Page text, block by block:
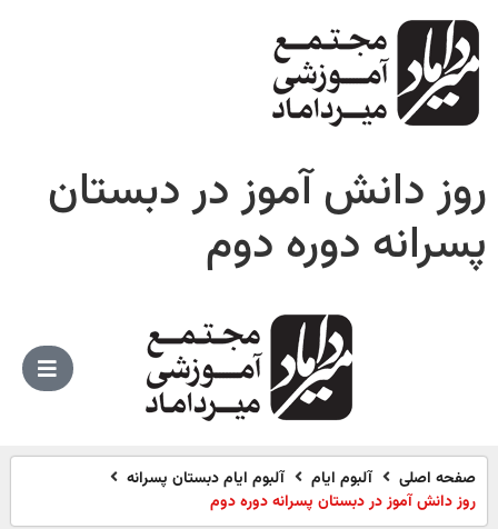
روز دانش آموز در دبستان
پسرانه دوره دوم
صفحه اصلی آلبوم ایام
آلبوم ایام دبستان پسرانه
روز دانش آموز در دبستان پسرانه دوره دوم